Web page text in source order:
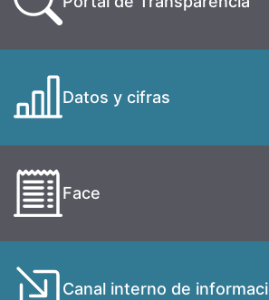
Datos y cifras
Face
Canal interno de